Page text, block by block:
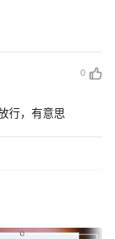
0
行，有意思